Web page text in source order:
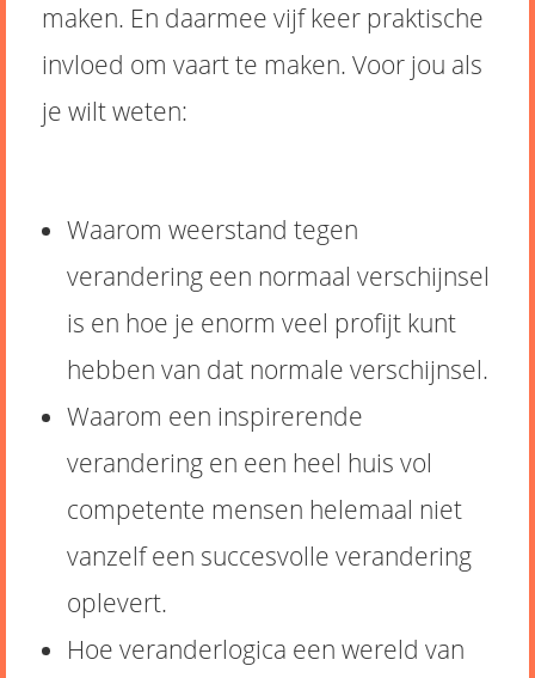
maken. En daarmee vijf keer praktische
invloed om vaart te maken. Voor jou als
je wilt weten:
Waarom weerstand tegen
verandering een normaal verschijnsel
is en hoe je enorm veel profijt kunt
hebben van dat normale verschijnsel.
Waarom een inspirerende
verandering en een heel huis vol
competente mensen helemaal niet
vanzelf een succesvolle verandering
oplevert.
Hoe veranderlogica een wereld van